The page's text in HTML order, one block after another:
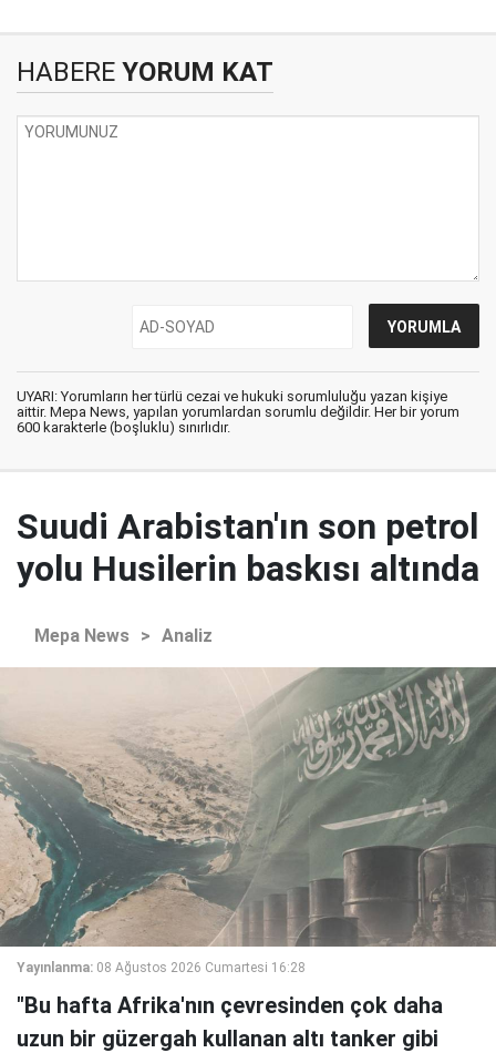
HABERE YORUM KAT
UYARI: Yorumların her türlü cezai ve hukuki sorumluluğu yazan kişiye
aittir. Mepa News, yapılan yorumlardan sorumlu değildir. Her bir yorum
600 karakterle (boşluklu) sınırlıdır.
Suudi Arabistan'ın son petrol
yolu Husilerin baskısı altında
Mepa News > Analiz
Yayınlanma: 08 Ağustos 2026 Cumartesi 16:28
"Bu hafta Afrika'nın çevresinden çok daha
uzun bir güzergah kullanan altı tanker gibi